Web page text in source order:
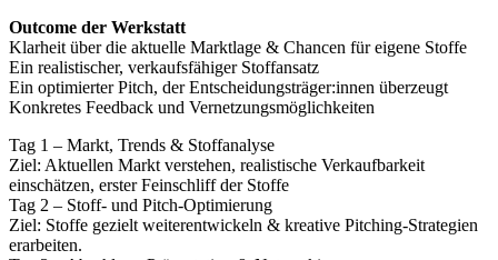
Outcome der Werkstatt
Klarheit über die aktuelle Marktlage & Chancen für eigene Stoffe
Ein realistischer, verkaufsfähiger Stoffansatz
Ein optimierter Pitch, der Entscheidungsträger:innen überzeugt
Konkretes Feedback und Vernetzungsmöglichkeiten
Tag 1 – Markt, Trends & Stoffanalyse
Ziel: Aktuellen Markt verstehen, realistische Verkaufbarkeit
einschätzen, erster Feinschliff der Stoffe
Tag 2 – Stoff- und Pitch-Optimierung
Ziel: Stoffe gezielt weiterentwickeln & kreative Pitching-Strategien
erarbeiten.